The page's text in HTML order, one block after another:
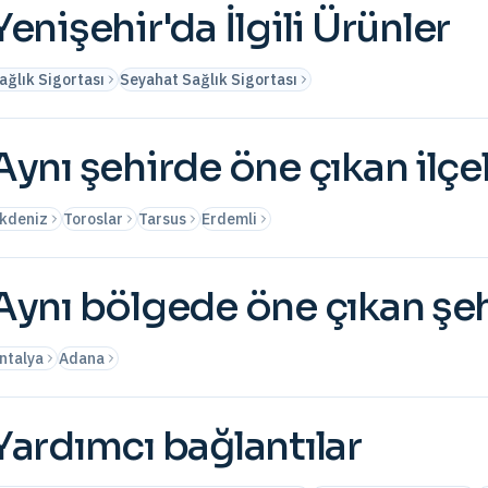
'da İlgili Ürünler
Sigortası Seyahat Sağlık Sigortası
şehirde öne çıkan
Toroslar Tarsus Erdemli
bölgede öne çıkan
Adana
bağlantılar